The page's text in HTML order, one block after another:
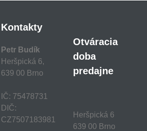
Kontakty
Petr Budík
Heršpická 6,
639 00 Brno
IČ: 75478731
DIČ:
CZ7507183981
Otváracia
doba
predajne
Heršpická 6
639 00 Brno